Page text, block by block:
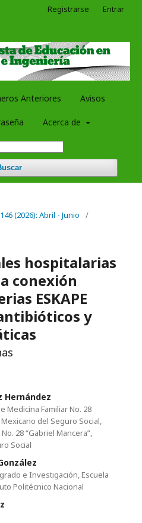
Anteriores Avisos
Acerca de
Registrarse Entrar
(2026): Abril - Junio
/
hospitalarias
conexión
ESKAPE
y
Hernández
Medicina Familiar No. 28
del Seguro Social,
28 “Gabriel Mancera”,
Social
e Investigación, Escuela
Politécnico Nacional